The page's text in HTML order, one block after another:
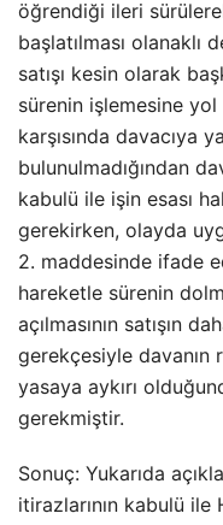
öğrendiği ileri
başlatılması olanaklı
satışı kesin olarak
sürenin işlemesine
karşısında davacıya
bulunulmadığından
kabulü ile işin esası
gerekirken, olayda
2. maddesinde ifade
hareketle sürenin
açılmasının satışın
gerekçesiyle davanın
yasaya aykırı
gerekmiştir.
Sonuç: Yukarıda
itirazlarının kabulü ile